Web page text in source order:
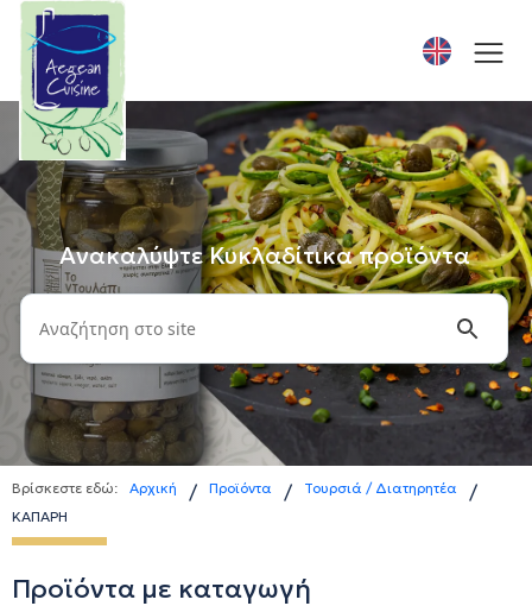
Ανακαλύψτε Κυκλαδίτικα προϊόντα
Βρίσκεστε εδώ: Αρχική / Προϊόντα / Τουρσιά / Διατηρητέα /
ΚΑΠΑΡΗ
Προϊόντα με καταγωγή